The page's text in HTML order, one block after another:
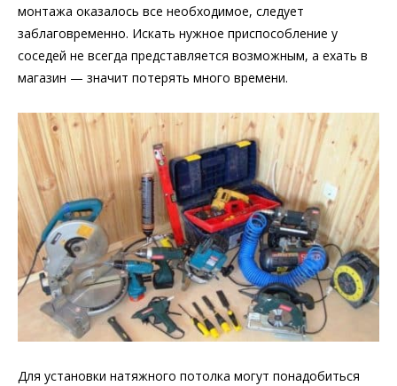
монтажа оказалось все необходимое, следует
заблаговременно. Искать нужное приспособление у
соседей не всегда представляется возможным, а ехать в
магазин — значит потерять много времени.
Для установки натяжного потолка могут понадобиться